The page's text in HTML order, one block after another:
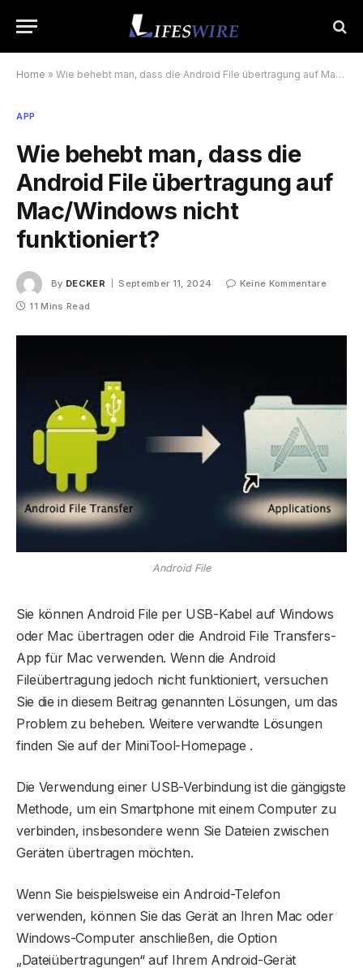
Home » Wie behebt man, dass die Android File übertragung auf Mac/Windows nicht funktioniert?
APP
Wie behebt man, dass die
Android File übertragung auf
Mac/Windows nicht
funktioniert?
By DECKER September 11, 2024
Keine Kommentare
11 Mins Read
Android File
Sie können Android File per USB-Kabel auf Windows
oder Mac übertragen oder die Android File Transfers-
App für Mac verwenden. Wenn die Android
Fileübertragung jedoch nicht funktioniert, versuchen
Sie die in diesem Beitrag genannten Lösungen, um das
Problem zu beheben. Weitere verwandte Lösungen
finden Sie auf der MiniTool-Homepage .
Die Verwendung einer USB-Verbindung ist die gängigste
Methode, um ein Smartphone mit einem Computer zu
verbinden, insbesondere wenn Sie Dateien zwischen
Geräten übertragen möchten.
Wenn Sie beispielsweise ein Android-Telefon
verwenden, können Sie das Gerät an Ihren Mac oder
Windows-Computer anschließen, die Option
„Dateiübertragungen“ auf Ihrem Android-Gerät